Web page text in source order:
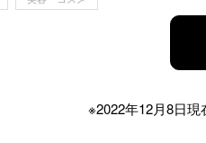
※2022年12月8日現